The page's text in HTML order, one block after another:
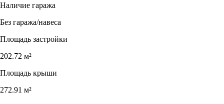
Наличие гаража
Без гаража/навеса
Площадь застройки
202.72 м²
Площадь крыши
272.91 м²